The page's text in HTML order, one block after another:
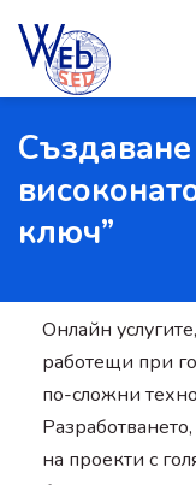
ключ”
Онлайн
работещи при
по-сложни
на проекти с